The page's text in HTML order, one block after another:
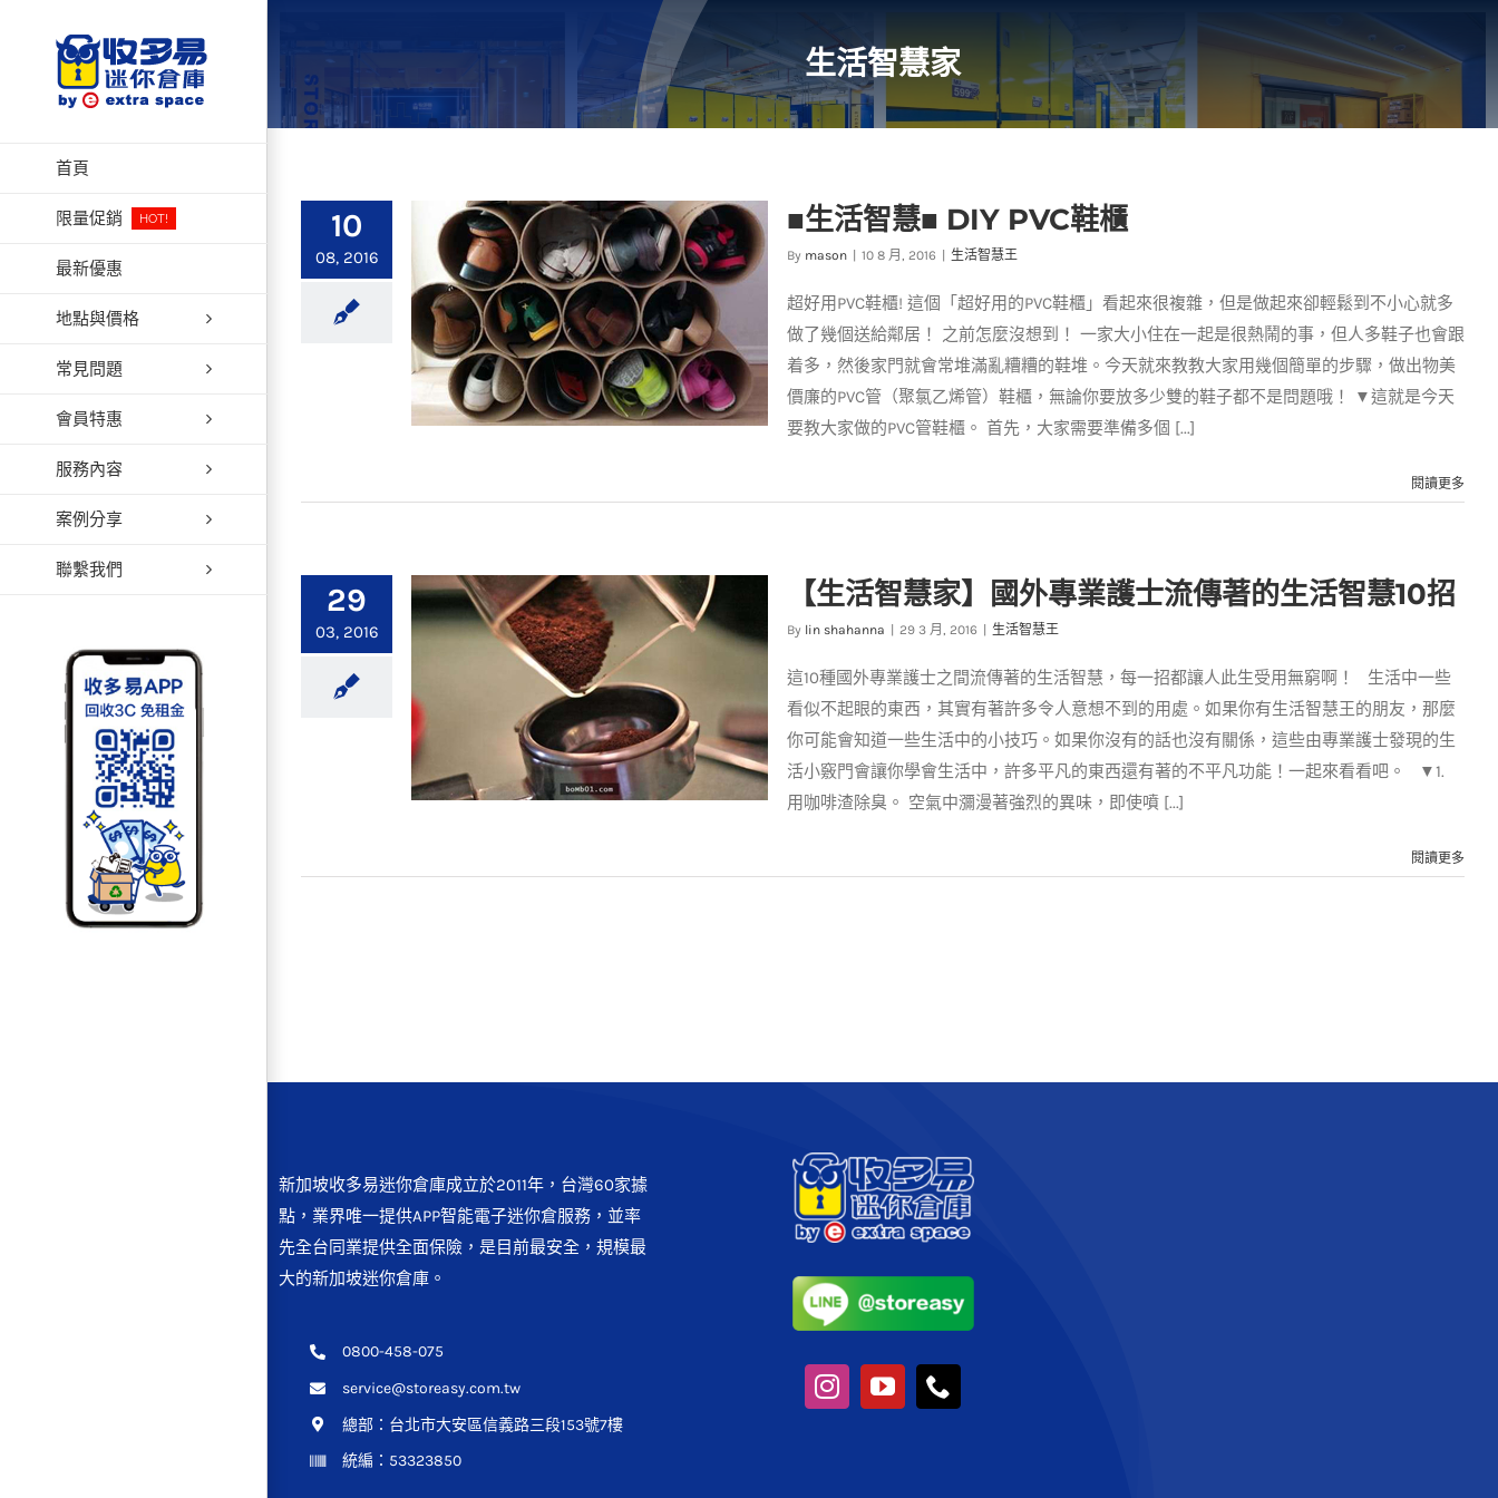
首頁
限量促銷 HOT!
最新優惠
地點與價格
常見問題
會員特惠
服務內容
案例分享
聯繫我們
生活智慧家
10
08, 2016
生活智慧王
■生活智慧■ DIY PVC鞋櫃
By mason 10 8 月, 2016 生活智慧王
超好用PVC鞋櫃! 這個「超好用的PVC鞋櫃」看起來很複雜，但是做起來卻輕鬆到不小心就多
做了幾個送給鄰居！ 之前怎麼沒想到！ 一家大小住在一起是很熱鬧的事，但人多鞋子也會跟
着多，然後家門就會常堆滿亂糟糟的鞋堆。今天就來教教大家用幾個簡單的步驟，做出物美
價廉的PVC管（聚氯乙烯管）鞋櫃，無論你要放多少雙的鞋子都不是問題哦！ ▼這就是今天
要教大家做的PVC管鞋櫃。 首先，大家需要準備多個 [...]
閱讀更多
29
03, 2016
【生活智慧家】國外專業護士流傳著的生活智慧10招
By lin shahanna 29 3 月, 2016 生活智慧王
這10種國外專業護士之間流傳著的生活智慧，每一招都讓人此生受用無窮啊！ 生活中一些
看似不起眼的東西，其實有著許多令人意想不到的用處。如果你有生活智慧王的朋友，那麼
你可能會知道一些生活中的小技巧。如果你沒有的話也沒有關係，這些由專業護士發現的生
活小竅門會讓你學會生活中，許多平凡的東西還有著的不平凡功能！一起來看看吧。 ▼1.
用咖啡渣除臭。 空氣中瀰漫著強烈的異味，即使噴 [...]
閱讀更多
新加坡收多易迷你倉庫成立於2011年，台灣60家據
點，業界唯一提供APP智能電子迷你倉服務，並率
先全台同業提供全面保險，是目前最安全，規模最
大的新加坡迷你倉庫。
0800-458-075
service@storeasy.com.tw
總部： 台北市大安區信義路三段153號7樓
統編：53323850